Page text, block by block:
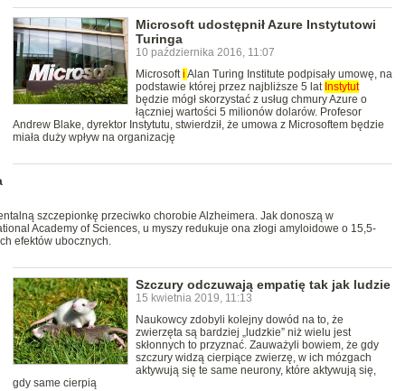
Microsoft udostępnił Azure Instytutowi
Turinga
10 października 2016, 11:07
Microsofti Alan Turing Institute podpisały umowę, na
podstawie której przez najbliższe 5 lat Instytut
będzie mógł skorzystać z usług chmury Azure o
łączniej wartości 5 milionów dolarów. Profesor
Andrew Blake, dyrektor Instytutu, stwierdził, że umowa z Microsoftem będzie
miała duży wpływ na organizację
szczepionkę przeciwko chorobie Alzheimera. Jak donoszą w
Academy of Sciences, u myszy redukuje ona złogi amyloidowe o 15,5-
efektów ubocznych.
Szczury odczuwają empatię tak jak ludzie
15 kwietnia 2019, 11:13
Naukowcy zdobyli kolejny dowód na to, że
zwierzęta są bardziej „ludzkie” niż wielu jest
skłonnych to przyznać. Zauważyli bowiem, że gdy
szczury widzą cierpiące zwierzę, w ich mózgach
aktywują się te same neurony, które aktywują się,
gdy same cierpią